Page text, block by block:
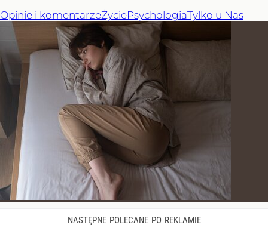
Opinie i komentarzeŻyciePsychologiaTylko u Nas